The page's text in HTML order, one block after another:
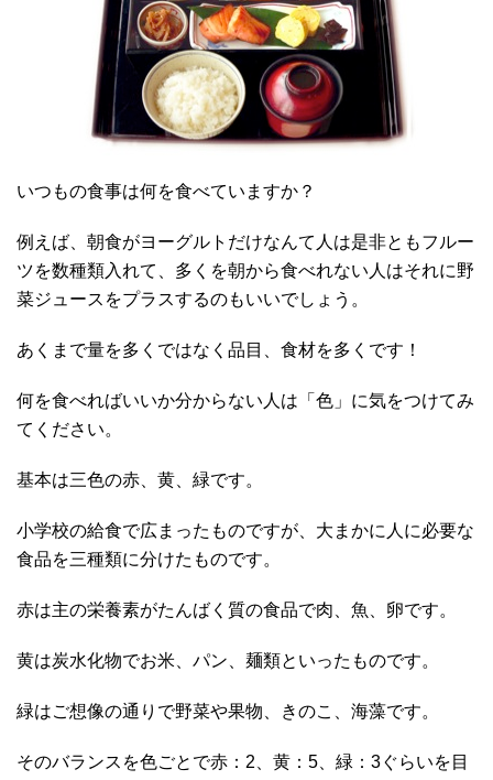
いつもの食事は何を食べていますか？
例えば、朝食がヨーグルトだけなんて人は是非ともフルー
ツを数種類入れて、多くを朝から食べれない人はそれに野
菜ジュースをプラスするのもいいでしょう。
あくまで量を多くではなく品目、食材を多くです！
何を食べればいいか分からない人は「色」に気をつけてみ
てください。
基本は三色の赤、黄、緑です。
小学校の給食で広まったものですが、大まかに人に必要な
食品を三種類に分けたものです。
赤は主の栄養素がたんばく質の食品で肉、魚、卵です。
黄は炭水化物でお米、パン、麺類といったものです。
緑はご想像の通りで野菜や果物、きのこ、海藻です。
そのバランスを色ごとで赤：2、黄：5、緑：3ぐらいを目